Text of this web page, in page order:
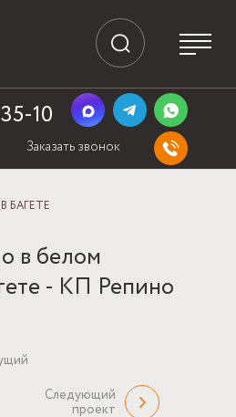
10
Заказать звонок
БАГЕТЕ
в белом
- КП Репино
Следующий
проект